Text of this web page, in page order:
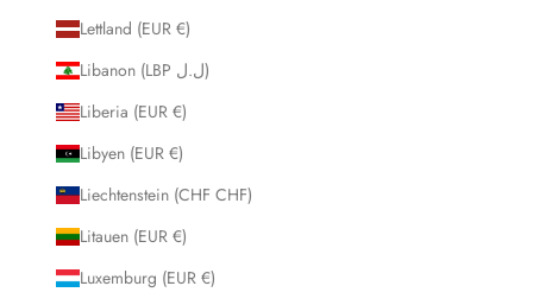
Lettland (EUR €)
Libanon (LBP ل.ل)
Liberia (EUR €)
Libyen (EUR €)
Liechtenstein (CHF CHF)
Litauen (EUR €)
Luxemburg (EUR €)